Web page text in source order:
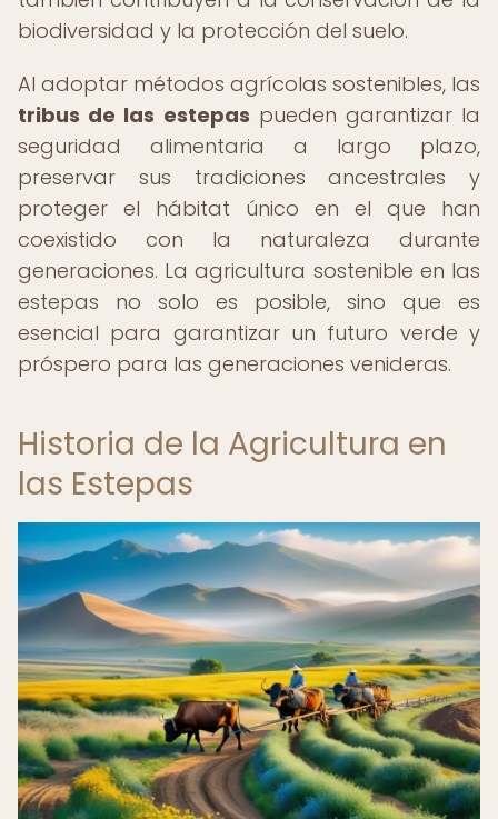
biodiversidad y la protección del suelo.
Al adoptar métodos agrícolas sostenibles, las
tribus de las estepas pueden garantizar la
seguridad alimentaria a largo plazo,
preservar sus tradiciones ancestrales y
proteger el hábitat único en el que han
coexistido con la naturaleza durante
generaciones. La agricultura sostenible en las
estepas no solo es posible, sino que es
esencial para garantizar un futuro verde y
próspero para las generaciones venideras.
Historia de la Agricultura en
las Estepas